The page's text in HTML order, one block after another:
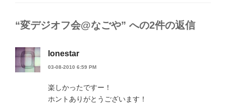
“変デジオフ会@なごや” への2件の返信
lonestar
03-08-2010 6:59 PM
楽しかったですー！
ホントありがとうございます！